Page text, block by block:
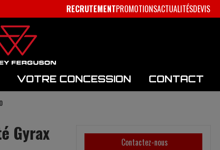
RECRUTEMENTPROMOTIONSACTUALITÉSDEVIS
VOTRE CONCESSION CONTACT
Gyrax
Contactez-nous